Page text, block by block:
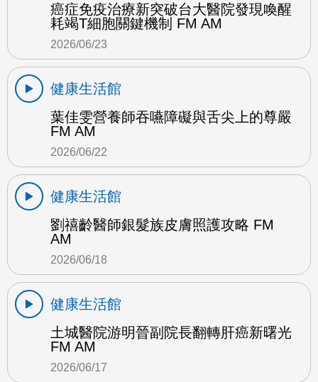
癌症免疫治療新突破台大醫院發現喚醒
耗竭T細胞關鍵機制 FM AM
2026/06/23
健康生活館
葉佳雯營養師吞嚥障礙與舌尖上的尊嚴
FM AM
2026/06/22
健康生活館
劉禧齡醫師銀髮族皮膚照護攻略 FM
AM
2026/06/18
健康生活館
土城醫院游明晉副院長翻轉肝癌新曙光
FM AM
2026/06/17